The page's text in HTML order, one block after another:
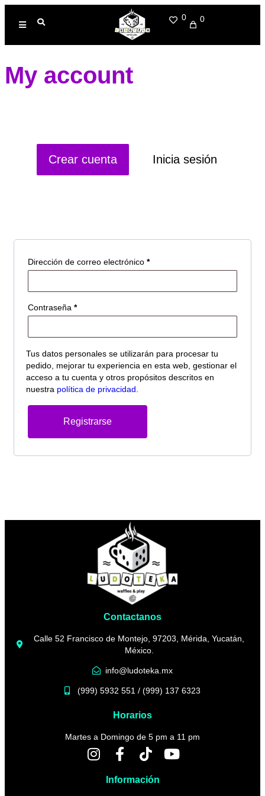
0 0
My account
Crear cuenta Inicia sesión
Dirección de correo electrónico *
Contraseña *
Tus datos personales se utilizarán para procesar tu
pedido, mejorar tu experiencia en esta web, gestionar el
acceso a tu cuenta y otros propósitos descritos en
nuestra política de privacidad
Registrarse
Contactanos
Calle 52 Francisco de Montejo, 97203, Mérida, Yucatán,
México.
info@ludoteka.mx
(999) 5932 551 / (999) 137 6323
Horarios
Martes a Domingo de 5 pm a 11 pm
Información